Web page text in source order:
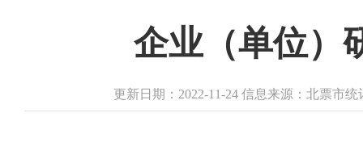
企业（单位）
更新日期：2022-11-24 信息来源：北票市